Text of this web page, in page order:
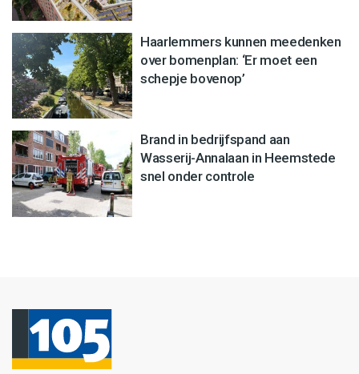
Haarlemmers kunnen meedenken
over bomenplan: ‘Er moet een
schepje bovenop’
Brand in bedrijfspand aan
Wasserij-Annalaan in Heemstede
snel onder controle